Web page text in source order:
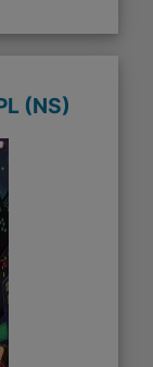
(NS)